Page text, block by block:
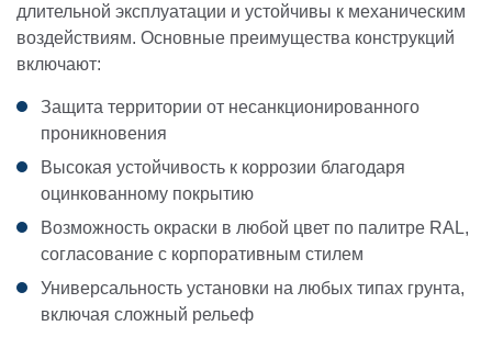
длительной эксплуатации и устойчивы к механическим
воздействиям. Основные преимущества конструкций
включают:
Защита территории от несанкционированного
проникновения
Высокая устойчивость к коррозии благодаря
оцинкованному покрытию
Возможность окраски в любой цвет по палитре RAL,
согласование с корпоративным стилем
Универсальность установки на любых типах грунта,
включая сложный рельеф